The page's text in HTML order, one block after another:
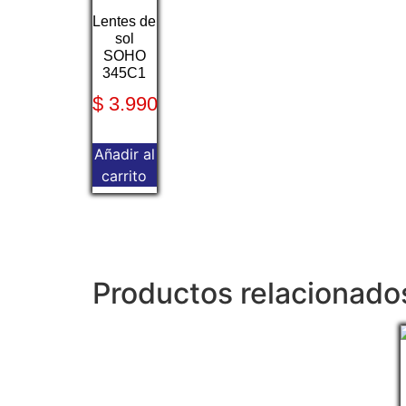
Lentes de
sol
SOHO
345C1
$ 3.990
Añadir al
carrito
Productos